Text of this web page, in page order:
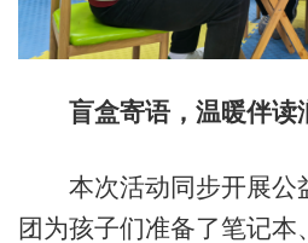
盲盒寄语，温暖伴读
本次活动同步开展公
团为孩子们准备了笔记本